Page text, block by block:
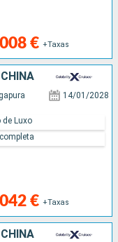
€ +Taxas
14/01/2028
€ +Taxas
de Luxo